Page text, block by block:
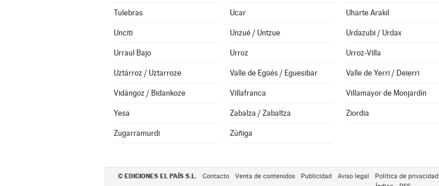
Tulebras Ucar Uharte Arakil
Unciti Unzué / Untzue Urdazubi / Urdax
Urraul Bajo Urroz Urroz-Villa
Uztárroz / Uztarroze Valle de Egüés / Eguesibar Valle de Yerri / Deierri
Vidángoz / Bidankoze Villafranca Villamayor de Monjardín
Yesa Zabalza / Zabaltza Ziordia
Zugarramurdi Zúñiga
© EDICIONES EL PAÍS S.L. Contacto Venta de contenidos Publicidad Aviso legal Política de privacidad